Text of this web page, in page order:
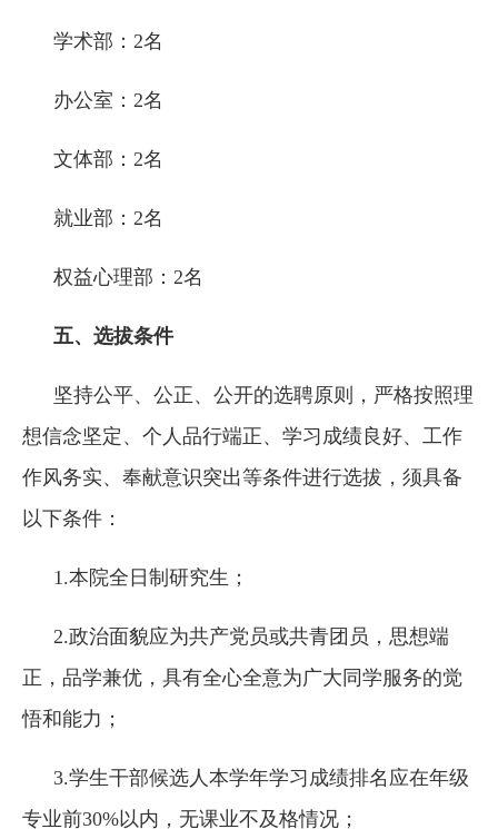
学术部：2名
办公室：2名
文体部：2名
就业部：2名
权益心理部：2名
五、选拔条件
坚持公平、公正、公开的选聘原则，严格按照理
想信念坚定、个人品行端正、学习成绩良好、工作
作风务实、奉献意识突出等条件进行选拔，须具备
以下条件：
1.本院全日制研究生；
2.政治面貌应为共产党员或共青团员，思想端
正，品学兼优，具有全心全意为广大同学服务的觉
悟和能力；
3.学生干部候选人本学年学习成绩排名应在年级
专业前30%以内，无课业不及格情况；